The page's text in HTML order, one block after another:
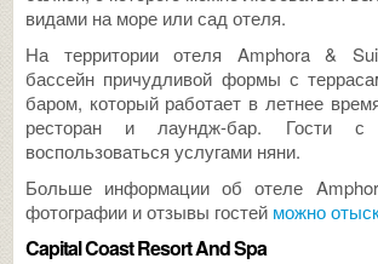
видами на море или сад отеля.
На территории отеля Amphora &
бассейн причудливой формы с
баром, который работает в летнее
ресторан и лаундж-бар. Гости с
воспользоваться услугами няни.
Больше информации об отеле
фотографии и отзывы гостей можно
Capital Coast Resort And Spa